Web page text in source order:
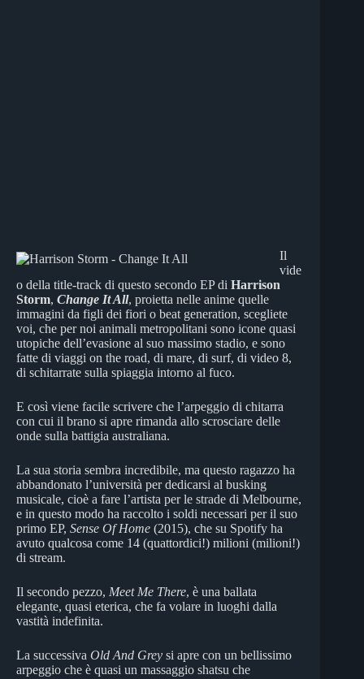
​Il
vide
o della title-track di questo secondo EP di Harrison
Storm, Change It All, proietta nelle anime quelle
immagini da figli dei fiori o beat generation, scegliete
voi, che per noi animali metropolitani sono icone quasi
utopiche dell’evasione al suo massimo stadio, e sono
fatte di viaggi on the road, di mare, di surf, di video 8,
di schitarrate sulla spiaggia intorno al fuco.
​E così viene facile scrivere che l’arpeggio di chitarra
con cui il brano si apre rimanda allo scrosciare delle
onde sulla battigia australiana.​
La sua storia sembra incredibile, ma questo ragazzo ha
abbandonato l’università per dedicarsi al busking
musicale, cioè a fare l’artista per le strade di Melbourne,
e in questo modo ha raccolto i soldi necessari per il suo
primo EP, Sense Of Home (2015), che su Spotify ha
avuto qualcosa come 14 (quattordici!) milioni (milioni!)
di stream.
Il secondo pezzo, Meet Me There, è una ballata
elegante, quasi eterica, che fa volare in luoghi dalla
vastità indefinita.
La successiva Old And Grey si apre con un bellissimo
arpeggio che è quasi un massaggio shatsu che